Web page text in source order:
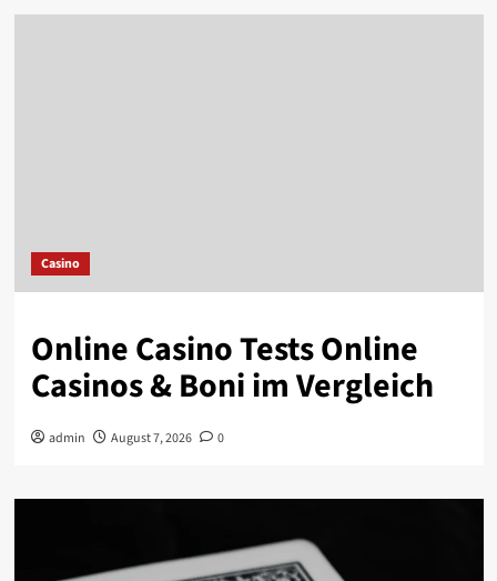
Casino
Online Casino Tests Online
Casinos & Boni im Vergleich
admin August 7, 2026 0